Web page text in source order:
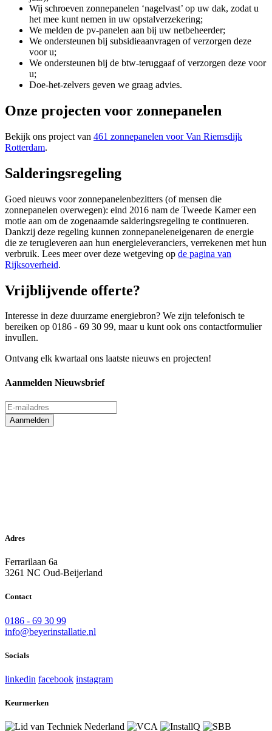
Wij schroeven zonnepanelen ‘nagelvast’ op uw dak, zodat u
het mee kunt nemen in uw opstalverzekering;
We melden de pv-panelen aan bij uw netbeheerder;
We ondersteunen bij subsidieaanvragen of verzorgen deze
voor u;
We ondersteunen bij de btw-teruggaaf of verzorgen deze voor
u;
Doe-het-zelvers geven we graag advies.
Onze projecten voor zonnepanelen
Bekijk ons project van 461 zonnepanelen voor Van Riemsdijk
Rotterdam.
Salderingsregeling
Goed nieuws voor zonnepanelenbezitters (of mensen die
zonnepanelen overwegen): eind 2016 nam de Tweede Kamer een
motie aan om de zogenaamde salderingsregeling te continueren.
Dankzij deze regeling kunnen zonnepaneleneigenaren de energie
die ze terugleveren aan hun energieleveranciers, verrekenen met hun
verbruik. Lees meer over deze wetgeving op de pagina van
Rijksoverheid.
Vrijblijvende offerte?
Interesse in deze duurzame energiebron? We zijn telefonisch te
bereiken op 0186 - 69 30 99, maar u kunt ook ons contactformulier
invullen.
Ontvang elk kwartaal ons laatste nieuws en projecten!
Aanmelden Nieuwsbrief
Aanmelden
Adres
Ferrarilaan 6a
3261 NC Oud-Beijerland
Contact
0186 - 69 30 99
info@beyerinstallatie.nl
Socials
linkedin facebook instagram
Keurmerken